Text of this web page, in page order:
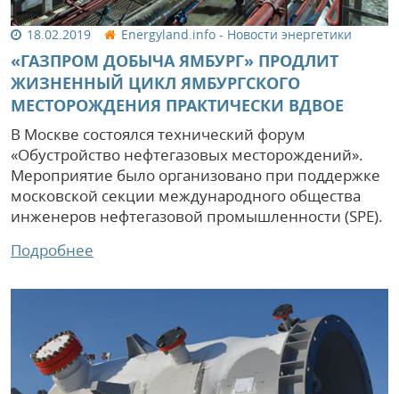
18.02.2019 Energyland.info - Новости энергетики
«ГАЗПРОМ ДОБЫЧА ЯМБУРГ» ПРОДЛИТ
ЖИЗНЕННЫЙ ЦИКЛ ЯМБУРГСКОГО
МЕСТОРОЖДЕНИЯ ПРАКТИЧЕСКИ ВДВОЕ
В Москве состоялся технический форум
«Обустройство нефтегазовых месторождений».
Мероприятие было организовано при поддержке
московской секции международного общества
инженеров нефтегазовой промышленности (SPE).
Подробнее